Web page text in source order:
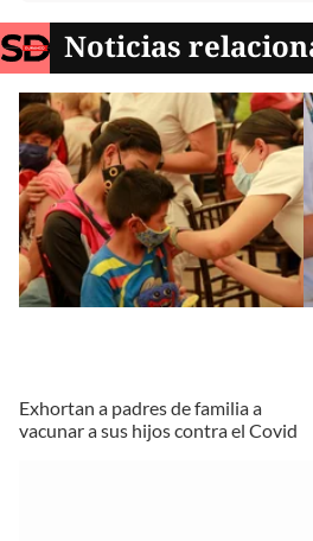
Noticias
Exhortan a padres de familia a
vacunar a sus hijos contra el Covid